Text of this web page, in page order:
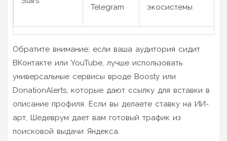
Telegram
экосистемы
Обратите внимание: если ваша аудитория сидит
ВКонтакте или YouTube, лучше использовать
универсальные сервисы вроде Boosty или
DonationAlerts, которые дают ссылку для вставки в
описание профиля. Если вы делаете ставку на ИИ-
арт, Шедеврум дает вам готовый трафик из
поисковой выдачи Яндекса.